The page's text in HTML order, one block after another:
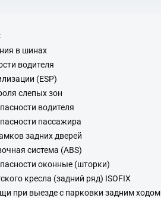
в шинах
водителя
(ESP)
слепых зон
водителя
пассажира
задних дверей
система (ABS)
оконные (шторки)
кресла (задний ряд) ISOFIX
при выезде с парковки задним ходом